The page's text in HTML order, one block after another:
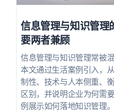
信息管理与知识管理
要两者兼顾
信息管理与知识管理常被
本文通过生活案例引入，
制性、技术与人本侧重、
区别，并说明企业为何需
例展示如何落地知识管理。